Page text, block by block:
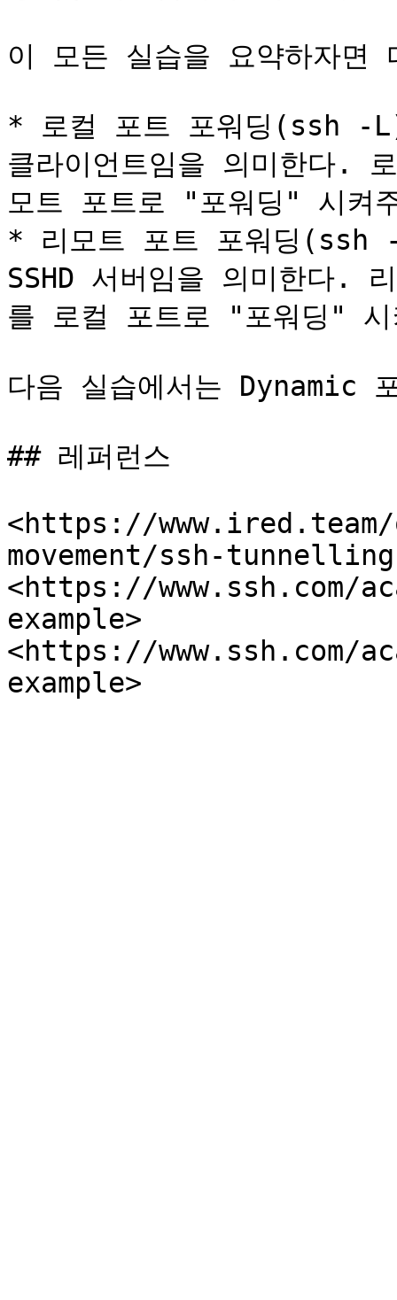
이 모든 실습을 요약하자면
* 로컬 포트 포워딩(ssh -L)
클라이언트임을 의미한다.
모트 포트로 "포워딩" 시켜
* 리모트 포트 포워딩(ssh
SSHD 서버임을 의미한다.
를 로컬 포트로 "포워딩" 시
다음 실습에서는 Dynamic
## 레퍼런스
<https://
movement/ssh-
<https://www.ssh.com/
example>
<https://www.ssh.com/